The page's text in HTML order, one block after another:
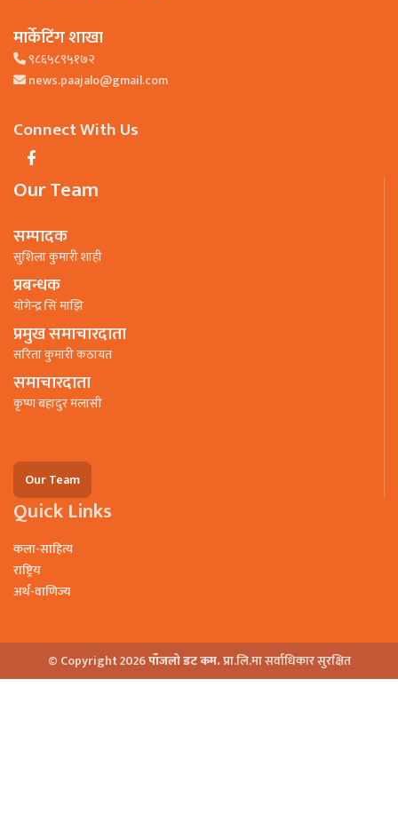
मार्केटिंग शाखा
९८६५८९५१७२
news.paajalo@gmail.com
Connect With Us
Our Team
सम्पादक
सुशिला कुमारी शाही
प्रबन्धक
याेगेन्द्र सिं माझि
प्रमुख समाचारदाता
सरिता कुमारी कठायत
समाचारदाता
कृष्ण बहादुर मलासी
Our Team
Quick Links
कला-साहित्य
राष्ट्रिय
अर्थ-वाणिज्य
© Copyright 2026पाँजलो डट कम.प्रा.लि.मा सर्वाधिकार सुरक्षित